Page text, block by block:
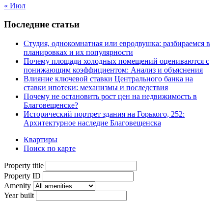
« Июл
Последние статьи
Студия, однокомнатная или евродвушка: разбираемся в
планировках и их популярности
Почему площади холодных помещений оцениваются с
понижающим коэффициентом: Анализ и объяснения
Влияние ключевой ставки Центрального банка на
ставки ипотеки: механизмы и последствия
Почему не остановить рост цен на недвижимость в
Благовещенске?
Исторический портрет здания на Горького, 252:
Архитектурное наследие Благовещенска
Квартиры
Поиск по карте
Property title
Property ID
Amenity
Year built